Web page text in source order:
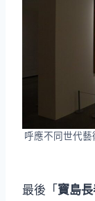
呼應不同世代
最後「 寶島